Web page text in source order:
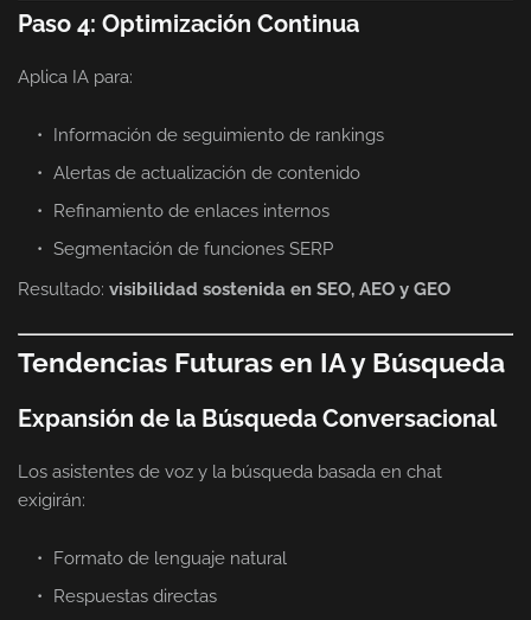
Paso 4: Optimización Continua
Aplica IA para:
Información de seguimiento de rankings
Alertas de actualización de contenido
Refinamiento de enlaces internos
Segmentación de funciones SERP
Resultado: visibilidad sostenida en SEO, AEO y GEO
Tendencias Futuras en IA y Búsqueda
Expansión de la Búsqueda Conversacional
Los asistentes de voz y la búsqueda basada en chat
exigirán:
Formato de lenguaje natural
Respuestas directas